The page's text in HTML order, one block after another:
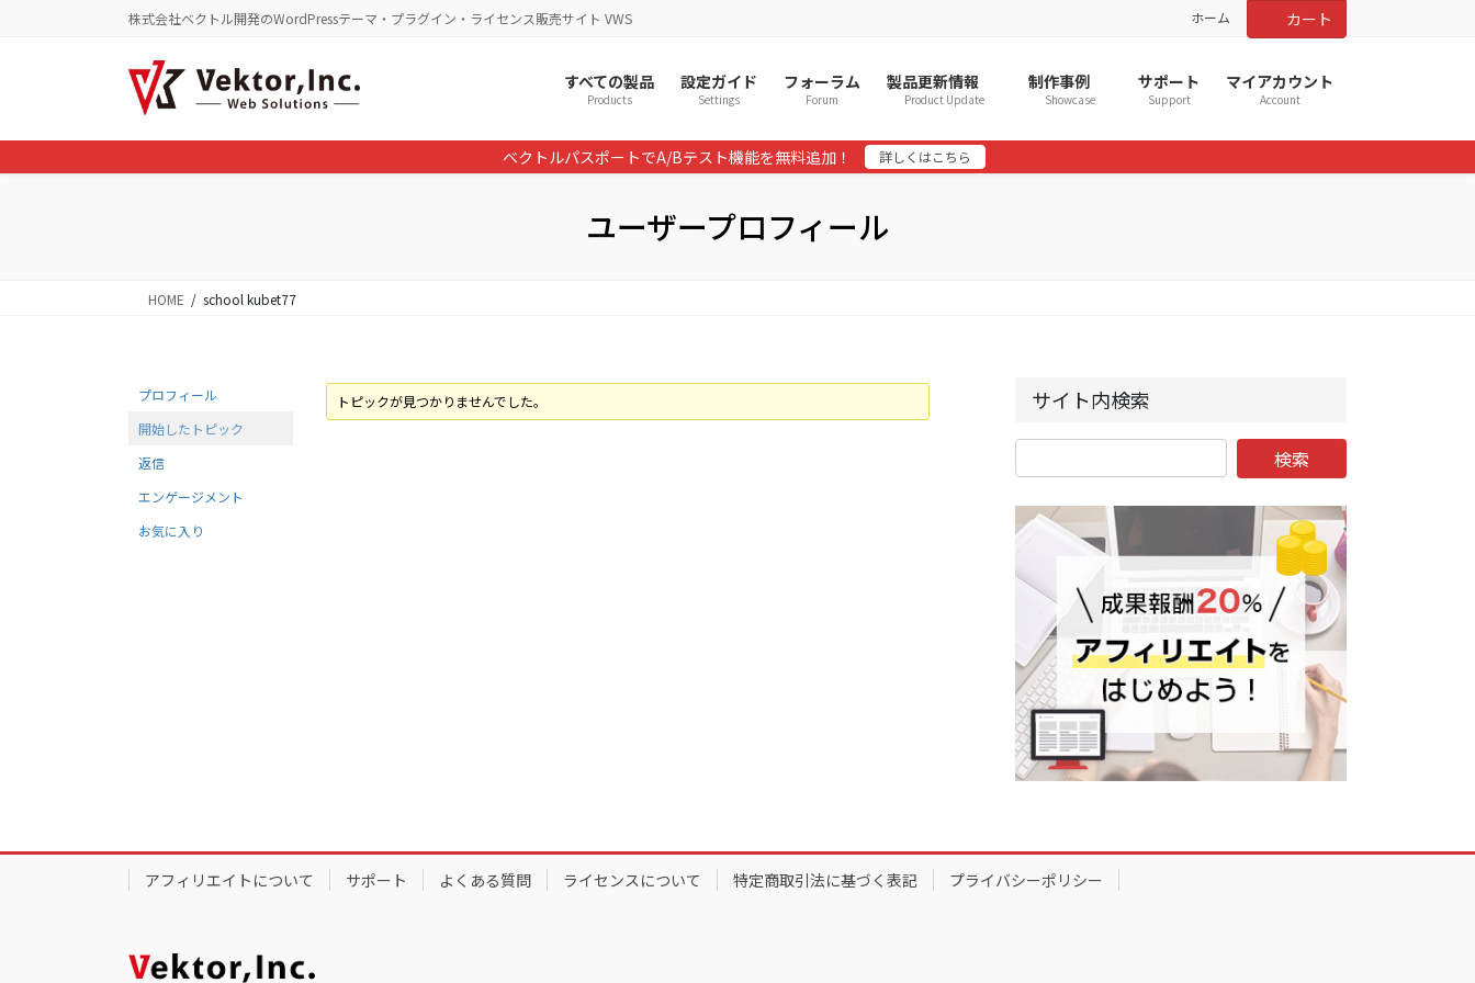
に
移
ョ
ン
株式会社ベクトル開発のWordPressテーマ・プラグイン・ライセンス販売サイト VWS ホーム カート
すべての製品
Products
設定ガイド
Settings
フォーラム
Forum
製品更新情報
Product Update
制作事例
Showcase
サポート
Support
マイアカウント
Account
ベクトルパスポートでA/Bテスト機能を無料追加！ 詳しくはこちら
ユーザープロフィール
HOME school kubet77
プロフィール
開始したトピック
返信
エンゲージメント
お気に入り
トピックが見つかりませんでした。 サイト内検索
アフィリエイトについて サポート よくある質問 ライセンスについて 特定商取引法に基づく表記 プライバシーポリシー